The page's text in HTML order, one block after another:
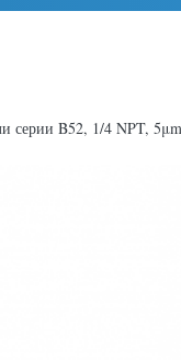
серии B52, 1/4 NPT,